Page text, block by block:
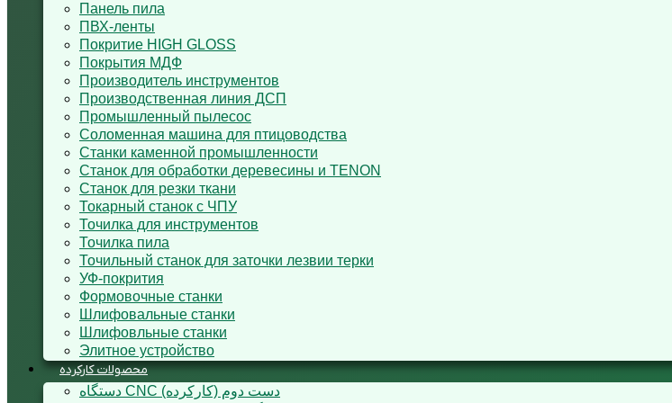
Панель пила
ПВХ-ленты
Покритие HIGH GLOSS
Покрытия МДФ
Производитель инструментов
Производственная линия ДСП
Промышленный пылесос
Соломенная машина для птицоводства
Станки каменной промышленности
Станок для обработки деревесины и TENON
Станок для резки ткани
Токарный станок с ЧПУ
Точилка для инструментов
Точилка пила
Точильный станок для заточки лезвии терки
УФ-покрития
Формовочные станки
Шлифовальные станки
Шлифовльные станки
Элитное устройство
محصولات کارکرده
دستگاه CNC دست دوم (کارکرده)